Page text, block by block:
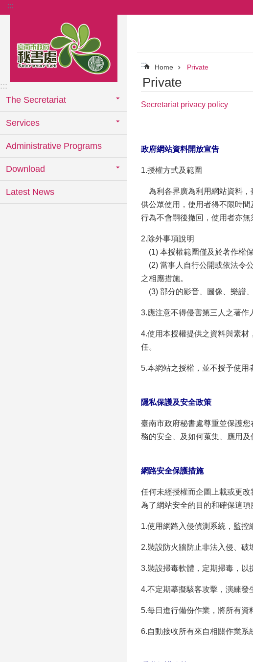
Go TO Content
:::
:::
The Secretariat
Services
Administrative Programs
Download
Latest News
::: Home Private
Private
Secretariat privacy policy
政府網站資料開放宣告
1.授權方式及範圍
為利各界廣為利用網站資料，
供公眾使用，使用者得不限時
行為不會嗣後撤回，使用者亦
2.除外事項說明
(1) 本授權範圍僅及於著作權
(2) 當事人自行公開或依法令
之相應措施。
(3) 部分的影音、圖像、樂譜
3.應注意不得侵害第三人之著作
4.使用本授權提供之資料與素
任。
5.本網站之授權，並不授予使用
隱私保護及安全政策
臺南市政府秘書處尊重並保護
務的安全、及如何蒐集、應用
網路安全保護措施
任何未經授權而企圖上載或更
為了網站安全的目的和確保這
1.使用網路入侵偵測系統，監控
2.裝設防火牆防止非法入侵、破
3.裝設掃毒軟體，定期掃毒，以
4.不定期摹擬駭客攻擊，演練發
5.每日進行備份作業，將所有資
6.自動接收所有來自相關作業系